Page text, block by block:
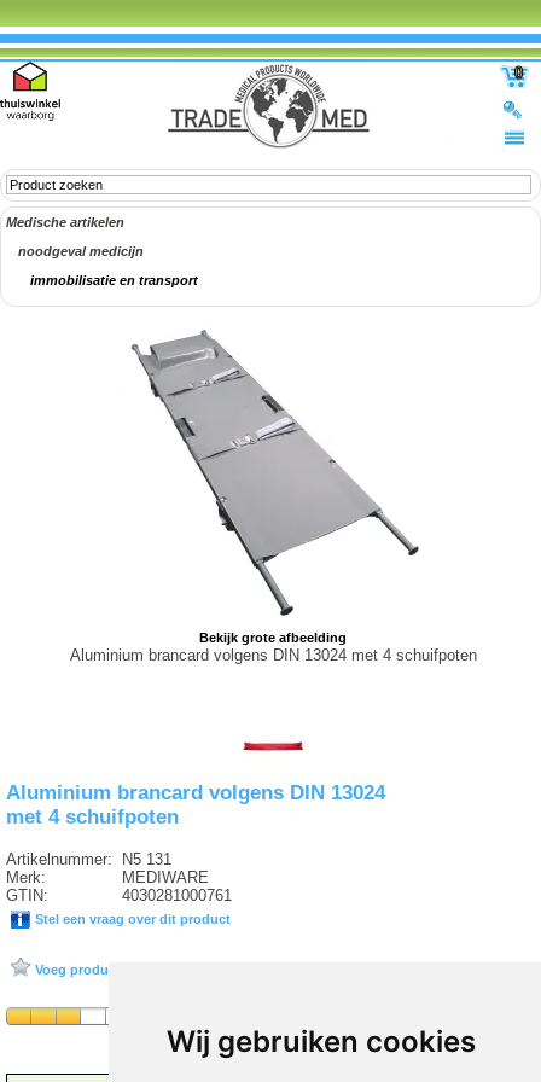
Wij gebruiken cookies
0
Medische artikelen
noodgeval medicijn
immobilisatie en transport
Bekijk grote afbeelding
Aluminium brancard volgens DIN 13024 met 4 schuifpoten
Aluminium brancard volgens DIN 13024
met 4 schuifpoten
Artikelnummer:
Merk:
GTIN:
N5 131
MEDIWARE
4030281000761
Stel een vraag over dit product
Voeg product toe aan favorieten